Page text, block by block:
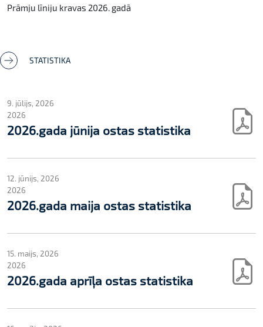
Prāmju līniju kravas 2026. gadā
STATISTIKA
9. jūlijs, 2026
2026
2026.gada jūnija ostas statistika
12. jūnijs, 2026
2026
2026.gada maija ostas statistika
15. maijs, 2026
2026
2026.gada aprīļa ostas statistika